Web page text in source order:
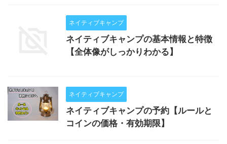
ネイティブキャンプ
ネイティブキャンプの基本情報と特徴
【全体像がしっかりわかる】
ネイティブキャンプ
ネイティブキャンプの予約【ルールと
コインの価格・有効期限】